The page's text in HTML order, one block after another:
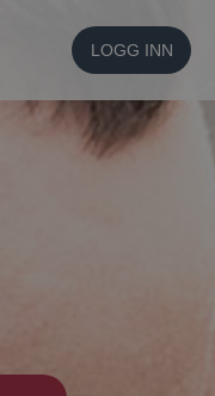
LOGG INN